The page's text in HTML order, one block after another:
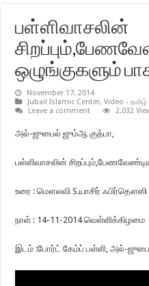
பள்ளிவாசலின்
ஒழுங்குகளும்
November 17, 2014
Jubail Islamic Center,Video -
Leave a comment
2,032
அல்-ஜுபைல் ஜும்ஆ குத்பா,
பள்ளிவாசலின்
உரை : மௌலவி S.யாசிர் ஃபிர்தௌஸி
நாள் : 14-11-2014 வெள்ளிக்கிழமை
இடம் :போர்ட் கேம்ப் பள்ளி, அல்-